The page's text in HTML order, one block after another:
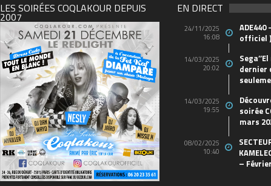
LES SOIRÉES COQLAKOUR DEPUIS
2007
EN DIRECT
24/11/2025
16:08
ADE440
officiel )
14/03/2025
20:02
dernier
14/03/2025
19:55
soirée
mars
08/02/2025
10:40
–